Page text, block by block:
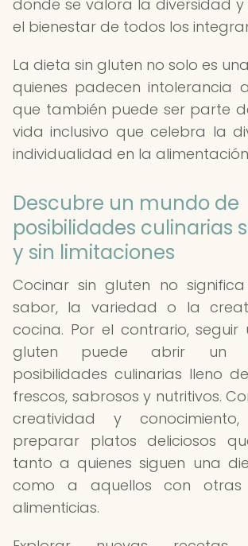
donde se valora la diversidad y
el bienestar de todos los
La dieta sin gluten no solo es
quienes padecen intolerancia
que también puede ser parte
vida inclusivo que celebra la
individualidad en la
Descubre un mundo de
posibilidades culinarias
y sin limitaciones
Cocinar sin gluten no
sabor, la variedad o la
cocina. Por el contrario, seguir
gluten puede abrir un
posibilidades culinarias lleno
frescos, sabrosos y nutritivos.
creatividad y
preparar platos deliciosos
tanto a quienes siguen una
como a aquellos con otras
alimenticias.